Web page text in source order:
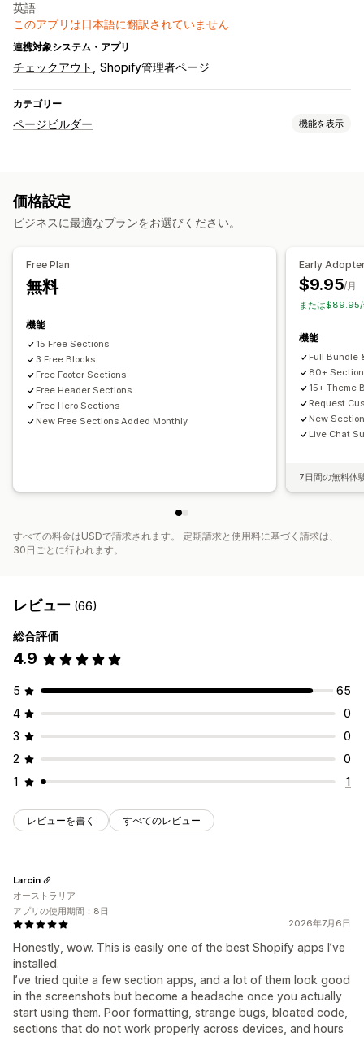
英語
このアプリは日本語に翻訳されていません
連携対象システム・アプリ
チェックアウト Shopify管理者ページ
カテゴリー
ページビルダー 機能を表示
About us (会社概要) ページ
価格設定
ビジネスに最適なプランをお選びください。
Free Plan
無料
機能
15 Free Sections
3 Free Blocks
Free Footer Sections
Free Header Sections
Free Hero Sections
New Free Sections Added Monthly
Early
$9.95/月
または$89.95/
機能
Full Bundle
80+
15+ Theme
Request
New
Live Chat
7日間の無料体
すべての料金はUSDで請求されます。 定期請求と使用料に基づく請求は、
30日ごとに行われます。
レビュー (66)
総合評価
4.9
5
65
4
0
3
0
2
0
1
1
レビューを書く すべてのレビュー
2026年7月6日
Honestly, wow. This is easily one of the best Shopify apps I’ve
installed.
I’ve tried quite a few section apps, and a lot of them look good
in the screenshots but become a headache once you actually
start using them. Poor formatting, strange bugs, bloated code,
sections that do not work properly across devices, and hours
Larcin
オーストラリア
アプリの使用期間：8日